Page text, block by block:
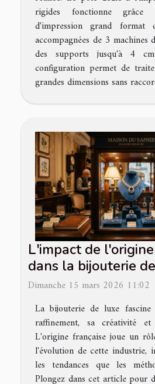
rigides fonctionne grâce
d'impression grand
accompagnées de 3 machines
des supports jusqu'à 4
configuration permet de
grandes dimensions sans
L'impact de
dans la bijouterie
Dimanche 15 mars 2026 11:02
La bijouterie de luxe
raffinement, sa créativité
L'origine française joue un
l'évolution de cette industrie,
les tendances que les
Plongez dans cet article pour